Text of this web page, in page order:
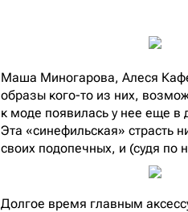
Маша Миногарова, Алеся
образы кого-то из них,
к моде появилась у нее еще
Эта «синефильская» страсть
своих подопечных, и (судя по
Долгое время главным